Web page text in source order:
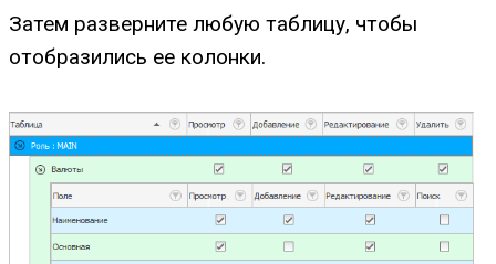
Затем разверните любую таблицу, чтобы
отобразились ее колонки.